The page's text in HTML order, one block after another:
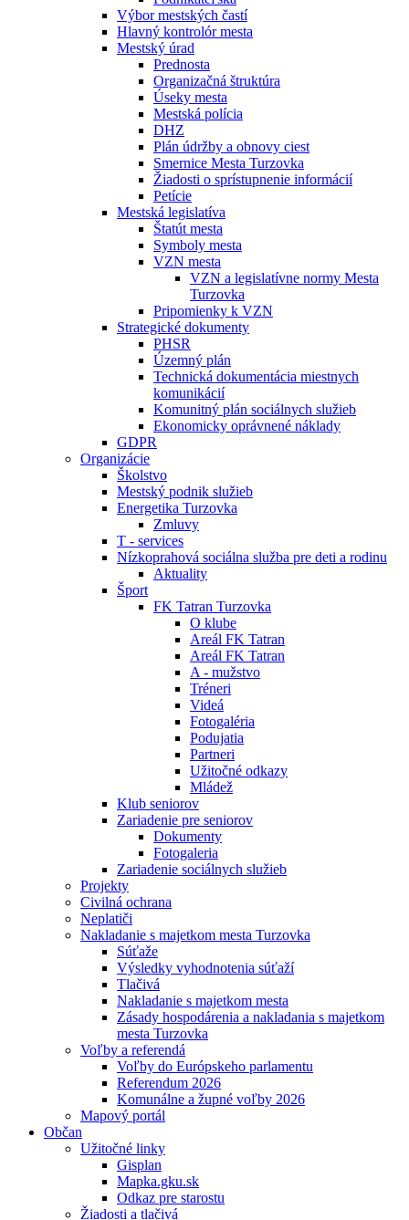
Výbor mestských častí
Hlavný kontrolór mesta
Mestský úrad
Prednosta
Organizačná štruktúra
Úseky mesta
Mestská polícia
DHZ
Plán údržby a obnovy ciest
Smernice Mesta Turzovka
Žiadosti o sprístupnenie informácií
Petície
Mestská legislatíva
Štatút mesta
Symboly mesta
VZN mesta
VZN a legislatívne normy Mesta
Turzovka
Pripomienky k VZN
Strategické dokumenty
PHSR
Územný plán
Technická dokumentácia miestnych
komunikácií
Komunitný plán sociálnych služieb
Ekonomicky oprávnené náklady
GDPR
Organizácie
Školstvo
Mestský podnik služieb
Energetika Turzovka
Zmluvy
T - services
Nízkoprahová sociálna služba pre deti a rodinu
Aktuality
Šport
FK Tatran Turzovka
O klube
Areál FK Tatran
Areál FK Tatran
A - mužstvo
Tréneri
Videá
Fotogaléria
Podujatia
Partneri
Užitočné odkazy
Mládež
Klub seniorov
Zariadenie pre seniorov
Dokumenty
Fotogaleria
Zariadenie sociálnych služieb
Projekty
Civilná ochrana
Neplatiči
Nakladanie s majetkom mesta Turzovka
Súťaže
Výsledky vyhodnotenia súťaží
Tlačivá
Nakladanie s majetkom mesta
Zásady hospodárenia a nakladania s majetkom
mesta Turzovka
Voľby a referendá
Voľby do Európskeho parlamentu
Referendum 2026
Komunálne a župné voľby 2026
Mapový portál
Občan
Užitočné linky
Gisplan
Mapka.gku.sk
Odkaz pre starostu
Žiadosti a tlačivá